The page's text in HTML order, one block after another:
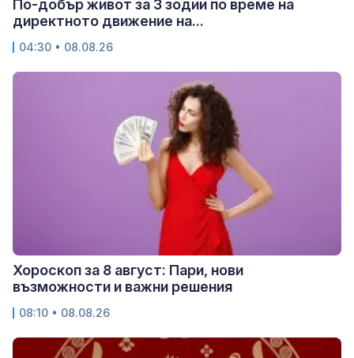
По-добър живот за 3 зодии по време на
директното движение на...
04:30 • 08.08.26
Хороскоп за 8 август: Пари, нови
възможности и важни решения
08:10 • 08.08.26